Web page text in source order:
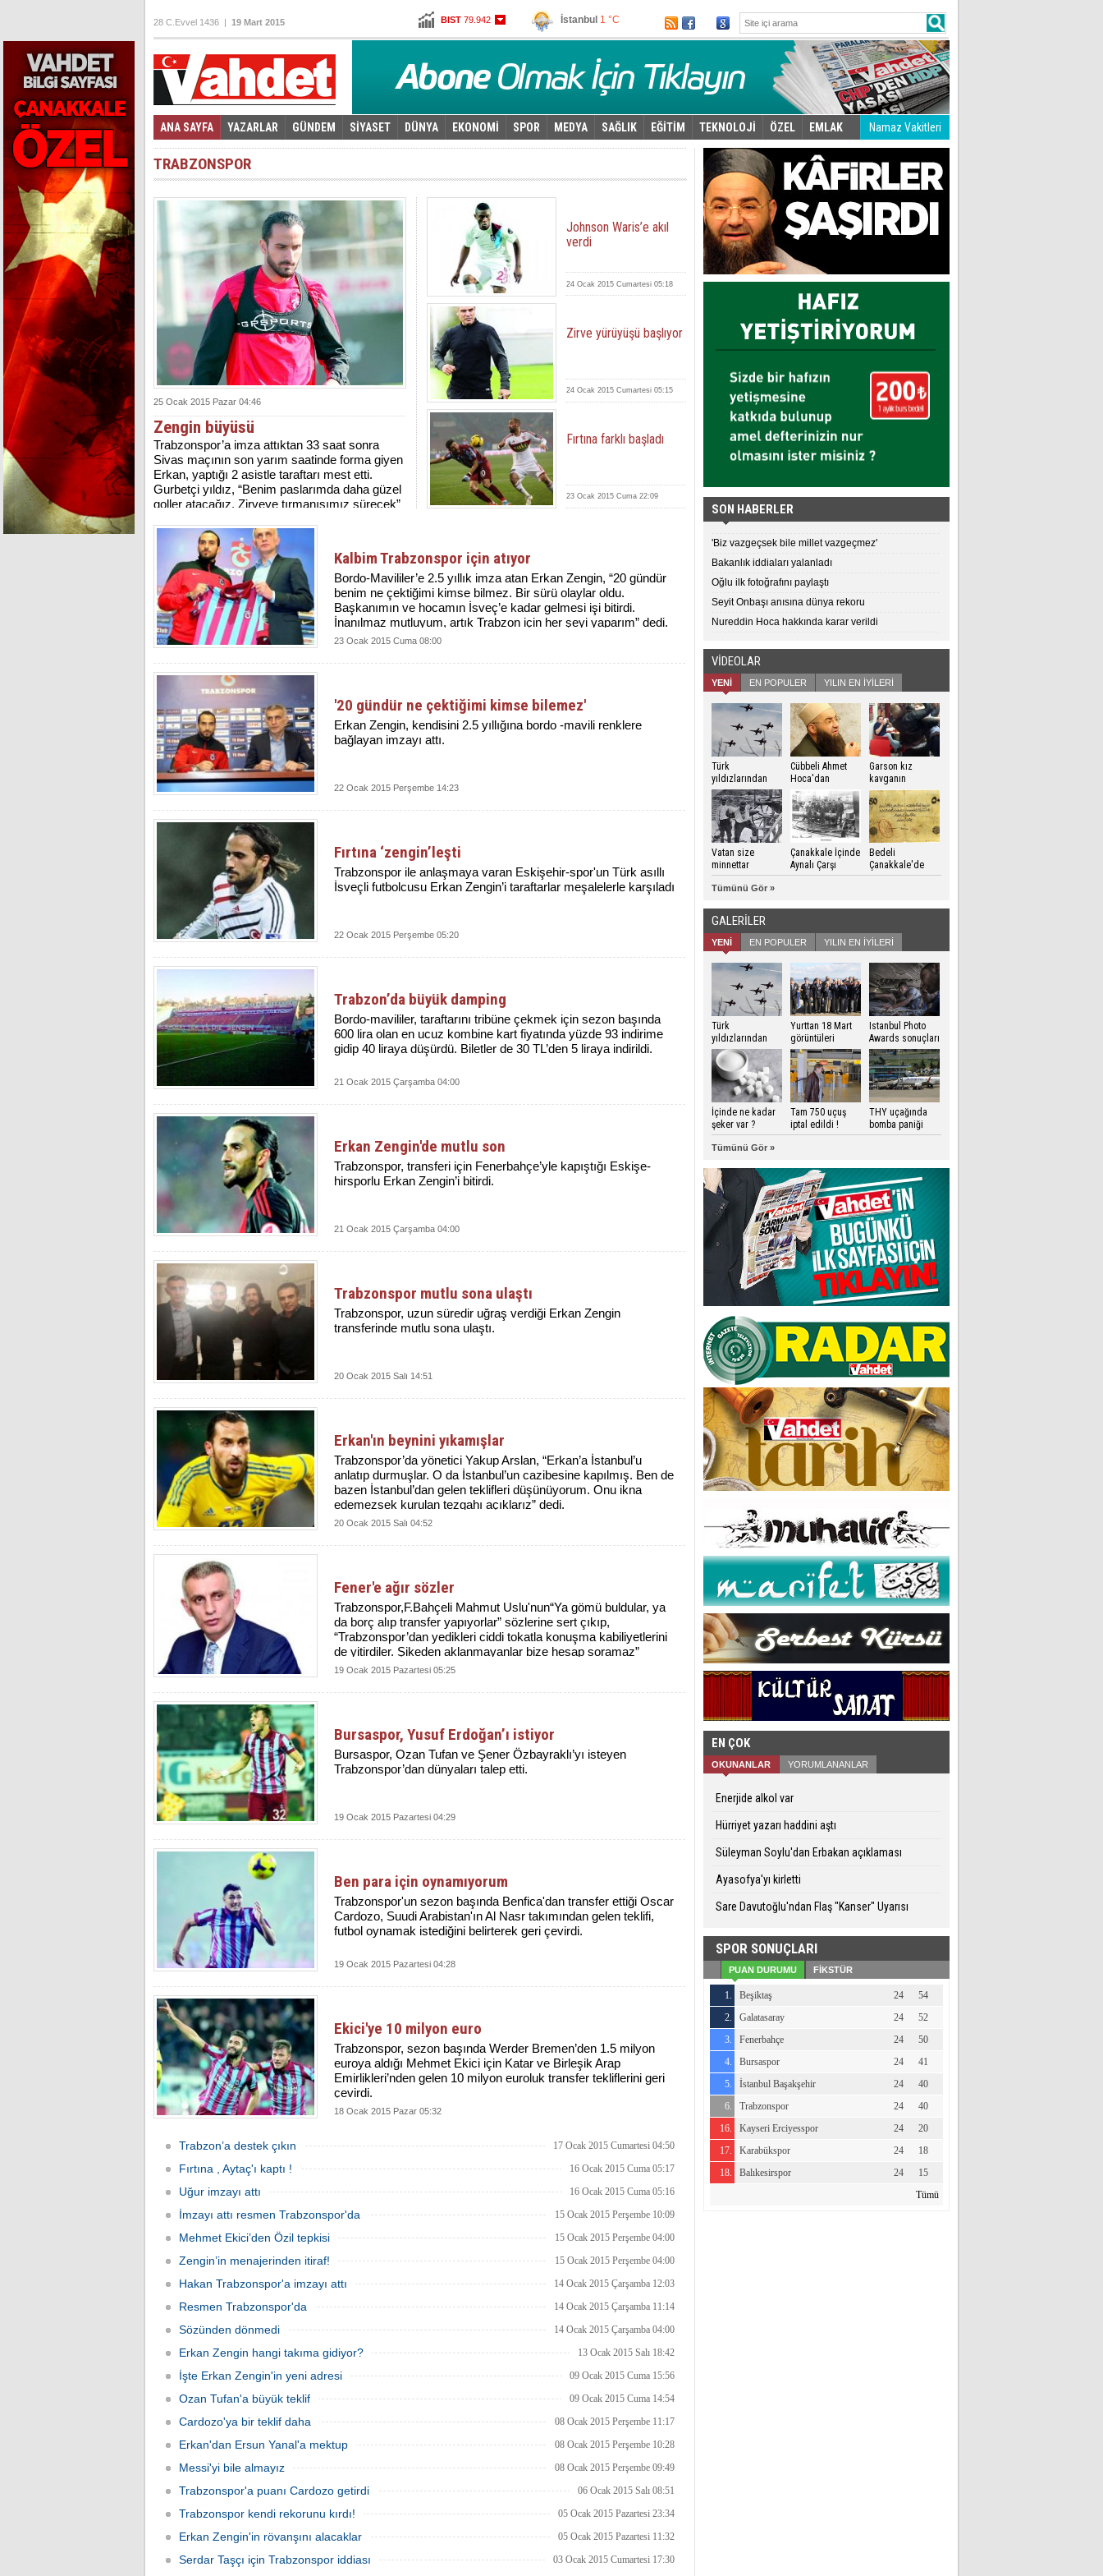
Altın 96,930
Euro2,7845
Ankara4 °C
Namaz Vakitleri
28 C.Evvel 1436 | 19 Mart 2015
ANA SAYFA YAZARLAR GÜNDEM SİYASET DÜNYA EKONOMİ SPOR MEDYA SAĞLIK EĞİTİM TEKNOLOJİ ÖZEL EMLAK
Foto Galeri | Video Galeri
TRABZONSPOR
25 Ocak 2015 Pazar 04:46
Zengin büyüsü
Trabzonspor’a imza attıktan 33 saat sonra
Sivas maçının son yarım saatinde forma giyen
Erkan, yaptığı 2 asistle taraftarı mest etti.
Gurbetçi yıldız, “Benim paslarımda daha güzel
goller atacağız. Zirveye tırmanışımız sürecek”
Johnson Waris’e akıl
verdi
24 Ocak 2015 Cumartesi 05:18
Zirve yürüyüşü başlıyor
24 Ocak 2015 Cumartesi 05:15
Fırtına farklı başladı
23 Ocak 2015 Cuma 22:09
Kalbim Trabzonspor için atıyor
Bordo-Mavililer’e 2.5 yıllık imza atan Erkan Zengin, “20 gündür
benim ne çektiğimi kimse bilmez. Bir sürü olaylar oldu.
Başkanımın ve hocamın İsveç’e kadar gelmesi işi bitirdi.
İnanılmaz mutluyum, artık Trabzon için her şeyi yaparım” dedi.
23 Ocak 2015 Cuma 08:00
'20 gündür ne çektiğimi kimse bilemez'
Erkan Zengin, kendisini 2.5 yıllığına bordo -mavili renklere
bağlayan imzayı attı.
22 Ocak 2015 Perşembe 14:23
Fırtına ‘zengin’leşti
Trabzonspor ile anlaşmaya varan Eskişehir-spor'un Türk asıllı
İsveçli futbolcusu Erkan Zengin’i taraftarlar meşalelerle karşıladı
22 Ocak 2015 Perşembe 05:20
Trabzon’da büyük damping
Bordo-mavililer, taraftarını tribüne çekmek için sezon başında
600 lira olan en ucuz kombine kart fiyatında yüzde 93 indirime
gidip 40 liraya düşürdü. Biletler de 30 TL’den 5 liraya indirildi.
21 Ocak 2015 Çarşamba 04:00
Erkan Zengin'de mutlu son
Trab­zons­por, transferi için Fenerbahçe’yle kapıştığı Es­ki­şe­
hirsporlu Er­kan Zen­gin’i bitirdi.
21 Ocak 2015 Çarşamba 04:00
Trabzonspor mutlu sona ulaştı
Trabzonspor, uzun süredir uğraş verdiği Erkan Zengin
transferinde mutlu sona ulaştı.
20 Ocak 2015 Salı 14:51
Erkan'ın beynini yıkamışlar
Trabzonspor’da yönetici Yakup Arslan, “Erkan’a İstanbul’u
anlatıp durmuşlar. O da İstanbul’un cazibesine kapılmış. Ben de
bazen İstanbul’dan gelen teklifleri düşünüyorum. Onu ikna
edemezsek kurulan tezgahı açıklarız” dedi.
20 Ocak 2015 Salı 04:52
Fener'e ağır sözler
Trabzonspor,F.Bahçeli Mahmut Uslu'nun“Ya gömü buldular, ya
da borç alıp transfer yapıyorlar” sözlerine sert çıkıp,
“Trabzonspor’dan yedikleri ciddi tokatla konuşma kabiliyetlerini
de yitirdiler. Şikeden aklanmayanlar bize hesap soramaz”
ifadesini kullandı
19 Ocak 2015 Pazartesi 05:25
Bursaspor, Yusuf Erdoğan’ı istiyor
Bursaspor, Ozan Tufan ve Şener Özbayraklı’yı isteyen
Trabzonspor’dan dünyaları talep etti.
19 Ocak 2015 Pazartesi 04:29
Ben para için oynamıyorum
Trabzonspor'un sezon başında Benfica'dan transfer ettiği Oscar
Cardozo, Suudi Arabistan'ın Al Nasr takımından gelen teklifi,
futbol oynamak istediğini belirterek geri çevirdi.
19 Ocak 2015 Pazartesi 04:28
Ekici'ye 10 milyon euro
Trabzonspor, sezon başında Werder Bremen’den 1.5 milyon
euroya aldığı Mehmet Ekici için Katar ve Birleşik Arap
Emirlikleri’nden gelen 10 milyon euroluk transfer tekliflerini geri
çevirdi.
18 Ocak 2015 Pazar 05:32
Trabzon’a destek çıkın 17 Ocak 2015 Cumartesi 04:50
Fırtına , Aytaç'ı kaptı ! 16 Ocak 2015 Cuma 05:17
Uğur imzayı attı 16 Ocak 2015 Cuma 05:16
İmzayı attı resmen Trabzonspor'da 15 Ocak 2015 Perşembe 10:09
Mehmet Ekici’den Özil tepkisi 15 Ocak 2015 Perşembe 04:00
Zengin’in menajerinden itiraf! 15 Ocak 2015 Perşembe 04:00
Hakan Trabzonspor'a imzayı attı 14 Ocak 2015 Çarşamba 12:03
Resmen Trabzonspor'da 14 Ocak 2015 Çarşamba 11:14
Sözünden dönmedi 14 Ocak 2015 Çarşamba 04:00
Erkan Zengin hangi takıma gidiyor? 13 Ocak 2015 Salı 18:42
İşte Erkan Zengin'in yeni adresi 09 Ocak 2015 Cuma 15:56
Ozan Tufan'a büyük teklif 09 Ocak 2015 Cuma 14:54
Cardozo'ya bir teklif daha 08 Ocak 2015 Perşembe 11:17
Erkan'dan Ersun Yanal'a mektup 08 Ocak 2015 Perşembe 10:28
Messi'yi bile almayız 08 Ocak 2015 Perşembe 09:49
Trabzonspor'a puanı Cardozo getirdi 06 Ocak 2015 Salı 08:51
Trabzonspor kendi rekorunu kırdı! 05 Ocak 2015 Pazartesi 23:34
Erkan Zengin'in rövanşını alacaklar 05 Ocak 2015 Pazartesi 11:32
Serdar Taşçı için Trabzonspor iddiası 03 Ocak 2015 Cumartesi 17:30
SON HABERLER
'Biz vazgeçsek bile millet vazgeçmez'
Bakanlık iddiaları yalanladı
Oğlu ilk fotoğrafını paylaştı
Seyit Onbaşı anısına dünya rekoru
Nureddin Hoca hakkında karar verildi
VİDEOLAR
YENİ EN POPULER YILIN EN İYİLERİ
Türk
yıldızlarından
Çanakkale Zaferi
gösterisi
Cübbeli Ahmet
Hoca'dan
Erdoğan'a dua
Garson kız
kavganın
ortasında
kalınca..
Vatan size
minnettar
Çanakkale İçinde
Aynalı Çarşı
Bedeli
Çanakkale'de
ödendi
Tümünü Gör »
GALERİLER
YENİ EN POPULER YILIN EN İYİLERİ
Türk
yıldızlarından
Çanakkale Zaferi
gösterisi
Yurttan 18 Mart
görüntüleri
Istanbul Photo
Awards sonuçları
açıklandı
İçinde ne kadar
şeker var ?
Tam 750 uçuş
iptal edildi !
THY uçağında
bomba paniği
Tümünü Gör »
EN ÇOK
OKUNANLAR YORUMLANANLAR
Enerjide alkol var
Hürriyet yazarı haddini aştı
Süleyman Soylu'dan Erbakan açıklaması
Ayasofya'yı kirletti
Sare Davutoğlu'ndan Flaş "Kanser" Uyarısı
SPOR SONUÇLARI
PUAN DURUMU FİKSTÜR
1. Beşiktaş 24 54
19
2. Galatasaray 24 52
15
3. Fenerbahçe 24 50
20
4. Bursaspor 24 41
17
5. İstanbul Başakşehir 24 40
15
6. Trabzonspor 24 40
8
16. Kayseri Erciyesspor 24 20
-11
17. Karabükspor 24 18
-11
18. Balıkesirspor 24 15
Tümü